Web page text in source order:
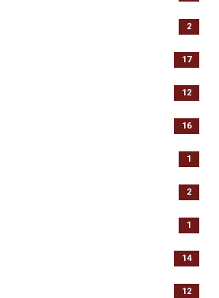
2
17
12
16
1
2
1
14
12